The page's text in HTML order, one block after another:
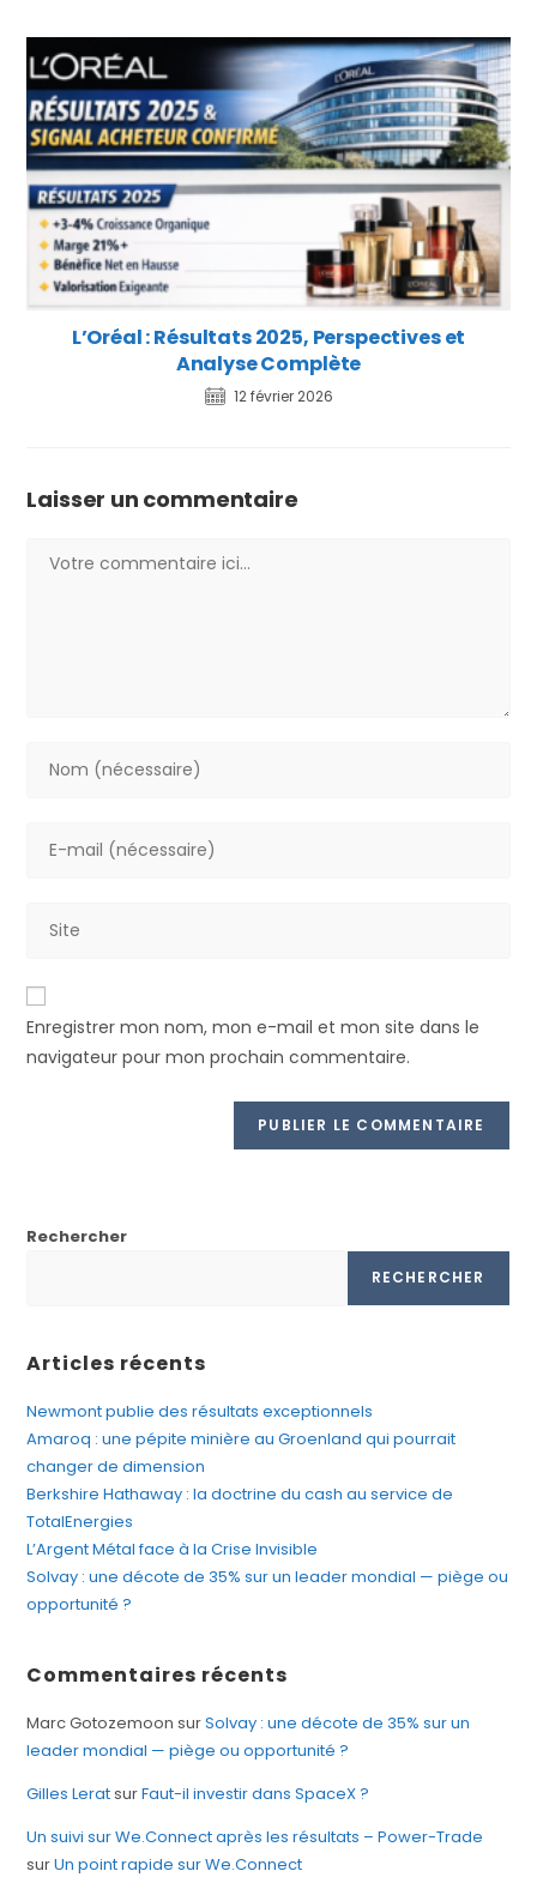
L’Oréal : Résultats 2025, Perspectives et
Analyse Complète
12 février 2026
Laisser un commentaire
Enregistrer mon nom, mon e-mail et mon site dans le
navigateur pour mon prochain commentaire.
Rechercher
RECHERCHER
Articles récents
Newmont publie des résultats exceptionnels
Amaroq : une pépite minière au Groenland qui pourrait
changer de dimension
Berkshire Hathaway : la doctrine du cash au service de
TotalEnergies
L’Argent Métal face à la Crise Invisible
Solvay : une décote de 35% sur un leader mondial — piège ou
opportunité ?
Commentaires récents
Marc Gotozemoon surSolvay : une décote de 35% sur un
leader mondial — piège ou opportunité ?
Gilles LeratsurFaut-il investir dans SpaceX ?
Un suivi sur We.Connect après les résultats – Power-Trade
surUn point rapide sur We.Connect